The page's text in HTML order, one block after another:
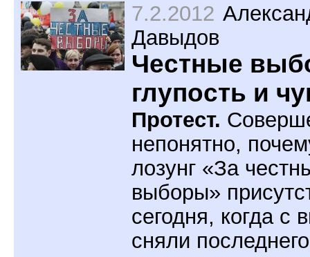
7.2.2012
Давыдов
Честные
глупость и
Протест.
непонятно,
лозунг «За
выборы»
сегодня, когда с
сняли последнего